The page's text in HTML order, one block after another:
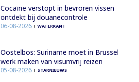
Cocaïne verstopt in bevroren vissen
ontdekt bij douanecontrole
06-08-2026 WATERKANT
Oostelbos: Suriname moet in Brussel
werk maken van visumvrij reizen
05-08-2026 STARNIEUWS